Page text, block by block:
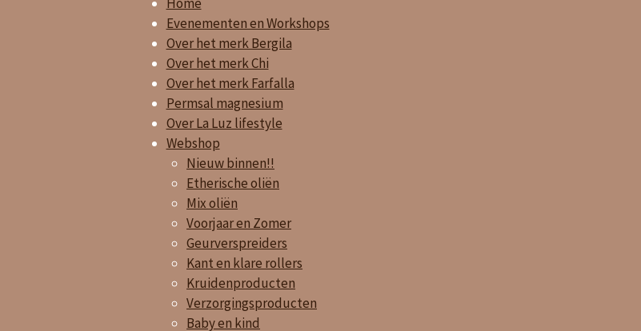
t
a
g
r
a
m
e
b
o
o
k
t
s
A
p
p
Evenementen en Workshops
Over het merk Bergila
Over het merk Chi
Over het merk Farfalla
Permsal magnesium
Over La Luz lifestyle
Webshop
Nieuw binnen!!
Etherische oliën
Mix oliën
Voorjaar en Zomer
Geurverspreiders
Kant en klare rollers
Kruidenproducten
Verzorgingsproducten
Baby en kind